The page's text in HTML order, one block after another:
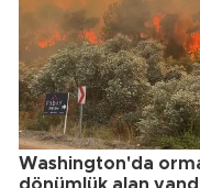
Washington'da